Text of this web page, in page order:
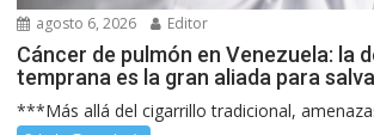
agosto 6, 2026 Editor
Cáncer de pulmón en Venezuela: la
temprana es la gran aliada para
***Más allá del cigarrillo tradicional,